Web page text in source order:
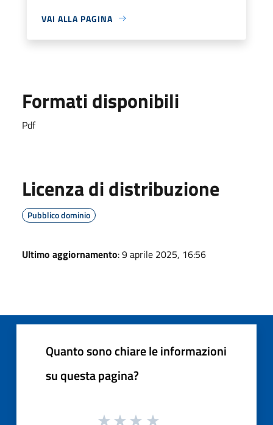
VAI ALLA PAGINA
Formati disponibili
Pdf
Licenza di distribuzione
Pubblico dominio
Ultimo aggiornamento: 9 aprile 2025, 16:56
Quanto sono chiare le informazioni
su questa pagina?